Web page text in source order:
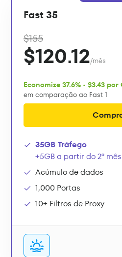
Fast 35
$155
$120.12/mês
Economize 37.6% • $3.43 por
em comparação ao Fast 1
35GB Tráfego
+5GB a partir do 2º mês
Acúmulo de dados
1,000 Portas
10+ Filtros de Proxy